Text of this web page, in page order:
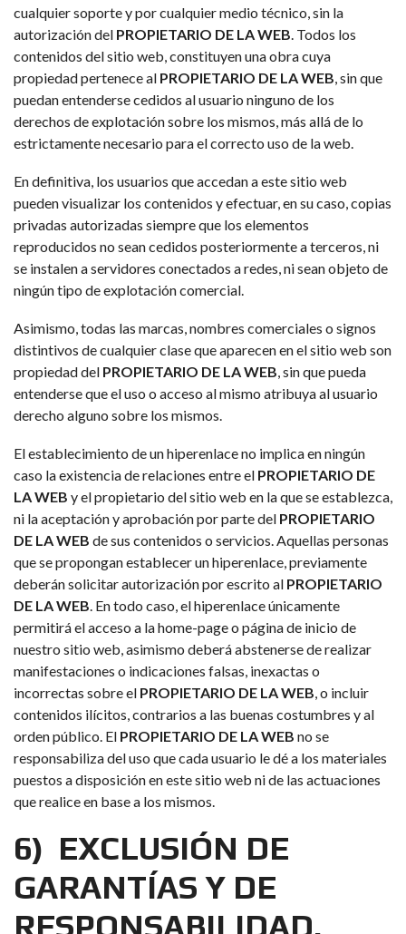
cualquier soporte y por cualquier medio técnico, sin la
autorización del PROPIETARIO DE LA WEB. Todos los
contenidos del sitio web, constituyen una obra cuya
propiedad pertenece al PROPIETARIO DE LA WEB, sin que
puedan entenderse cedidos al usuario ninguno de los
derechos de explotación sobre los mismos, más allá de lo
estrictamente necesario para el correcto uso de la web.
En definitiva, los usuarios que accedan a este sitio web
pueden visualizar los contenidos y efectuar, en su caso, copias
privadas autorizadas siempre que los elementos
reproducidos no sean cedidos posteriormente a terceros, ni
se instalen a servidores conectados a redes, ni sean objeto de
ningún tipo de explotación comercial.
Asimismo, todas las marcas, nombres comerciales o signos
distintivos de cualquier clase que aparecen en el sitio web son
propiedad del PROPIETARIO DE LA WEB, sin que pueda
entenderse que el uso o acceso al mismo atribuya al usuario
derecho alguno sobre los mismos.
El establecimiento de un hiperenlace no implica en ningún
caso la existencia de relaciones entre el PROPIETARIO DE
LA WEB y el propietario del sitio web en la que se establezca,
ni la aceptación y aprobación por parte del PROPIETARIO
DE LA WEB de sus contenidos o servicios. Aquellas personas
que se propongan establecer un hiperenlace, previamente
deberán solicitar autorización por escrito al PROPIETARIO
DE LA WEB. En todo caso, el hiperenlace únicamente
permitirá el acceso a la home-page o página de inicio de
nuestro sitio web, asimismo deberá abstenerse de realizar
manifestaciones o indicaciones falsas, inexactas o
incorrectas sobre el PROPIETARIO DE LA WEB, o incluir
contenidos ilícitos, contrarios a las buenas costumbres y al
orden público. El PROPIETARIO DE LA WEB no se
responsabiliza del uso que cada usuario le dé a los materiales
puestos a disposición en este sitio web ni de las actuaciones
que realice en base a los mismos.
6) EXCLUSIÓN DE
GARANTÍAS Y DE
RESPONSABILIDAD.